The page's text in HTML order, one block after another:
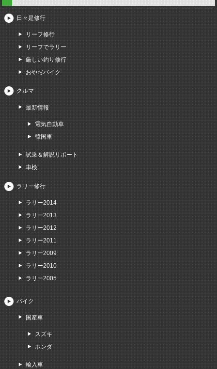
日々是修行
リーフ修行
リーフでラリー
厳しい釣り修行
おやぢバイク
クルマ
最新情報
電気自動車
韓国車
試乗＆解説リポート
車検
ラリー修行
ラリー2014
ラリー2013
ラリー2012
ラリー2011
ラリー2009
ラリー2010
ラリー2005
バイク
国産車
スズキ
ホンダ
輸入車